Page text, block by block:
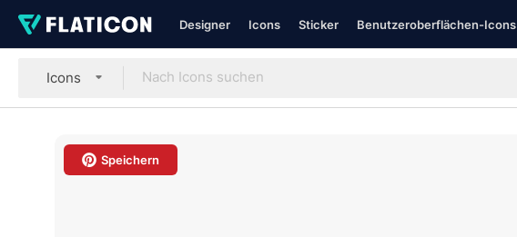
Designer Icons Sticker Benutzeroberflächen-Icons
Icons
Speichern